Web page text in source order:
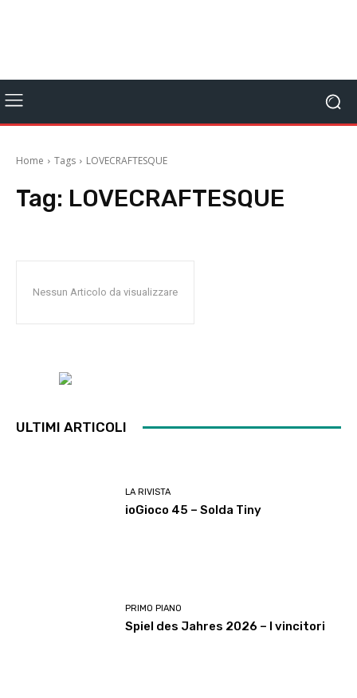
Home Tags LOVECRAFTESQUE
Tag: LOVECRAFTESQUE
Nessun Articolo da visualizzare
ULTIMI ARTICOLI
LA RIVISTA
ioGioco 45 – Solda Tiny
PRIMO PIANO
Spiel des Jahres 2026 – I vincitori